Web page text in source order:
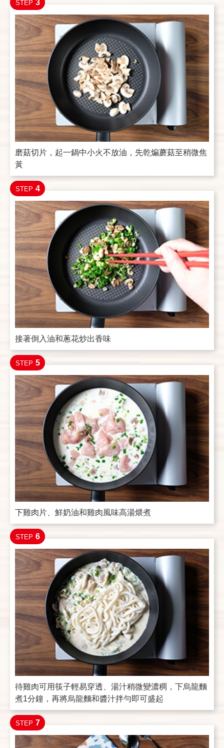
STEP 3
磨菇切片，起一鍋中小火不放油，先乾煸蘑菇至稍微焦
黃
STEP 4
接著倒入油和蔥花炒出香味
STEP 5
下雞肉片、鮮奶油和雞肉風味高湯煨煮
STEP 6
待雞肉可用筷子輕易穿透、湯汁稍微變濃稠，下烏龍麵
煮1分鐘，再將烏龍麵和醬汁拌勻即可盛起
STEP 7